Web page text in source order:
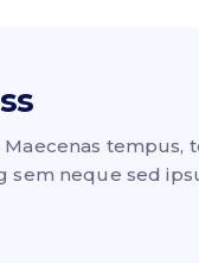
Maecenas
sem neque sed